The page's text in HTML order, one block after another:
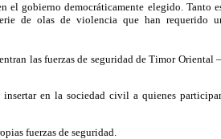
gobierno democráticamente elegido. Tanto
de olas de violencia que han requerido
las fuerzas de seguridad de Timor
en la sociedad civil a quienes
fuerzas de seguridad.